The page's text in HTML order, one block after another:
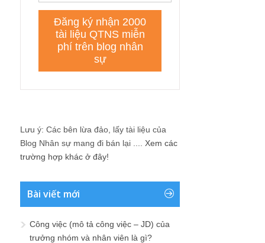
Lưu ý: Các bên lừa đảo, lấy tài liệu của
Blog Nhân sự mang đi bán lại .... Xem các
trường hợp khác ở đây!
Bài viết mới
Công việc (mô tả công việc – JD) của
trưởng nhóm và nhân viên là gì?